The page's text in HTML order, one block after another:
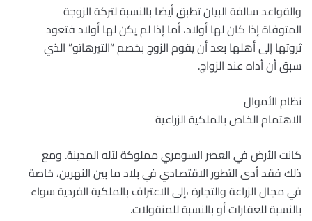
والقواعد سالفة البيان تطبق أيضا بالنسبة لتركة الزوجة
المتوفاة إذا كان لها أولاد، أما إذا لم يكن لها أولاد فتعود
ثروتها إلى أهلها بعد أن يقوم الزوج بخصم “التيرهاتو” الذي
سبق أن أداه عند الزواج.
نظام الأموال
الاهتمام الخاص بالملكية الزراعية
كانت الأرض في العصر السومري مملوكة لآله المدينة. ومع
ذلك فقد أدى التطور الاقتصادي في بلاد ما بين النهرين، خاصة
في مجال الزراعة والتجارة ،إلى الاعتراف بالملكية الفردية سواء
بالنسبة للعقارات أو بالنسبة للمنقولات.